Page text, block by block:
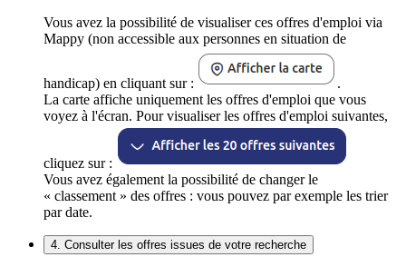
Vous avez la possibilité de visualiser ces offres d'emploi via
Mappy (non accessible aux personnes en situation de
handicap) en cliquant sur :
.
La carte affiche uniquement les offres d'emploi que vous
voyez à l'écran. Pour visualiser les offres d'emploi suivantes,
cliquez sur :
Vous avez également la possibilité de changer le
« classement » des offres : vous pouvez par exemple les trier
par date.
4. Consulter les offres issues de votre recherche